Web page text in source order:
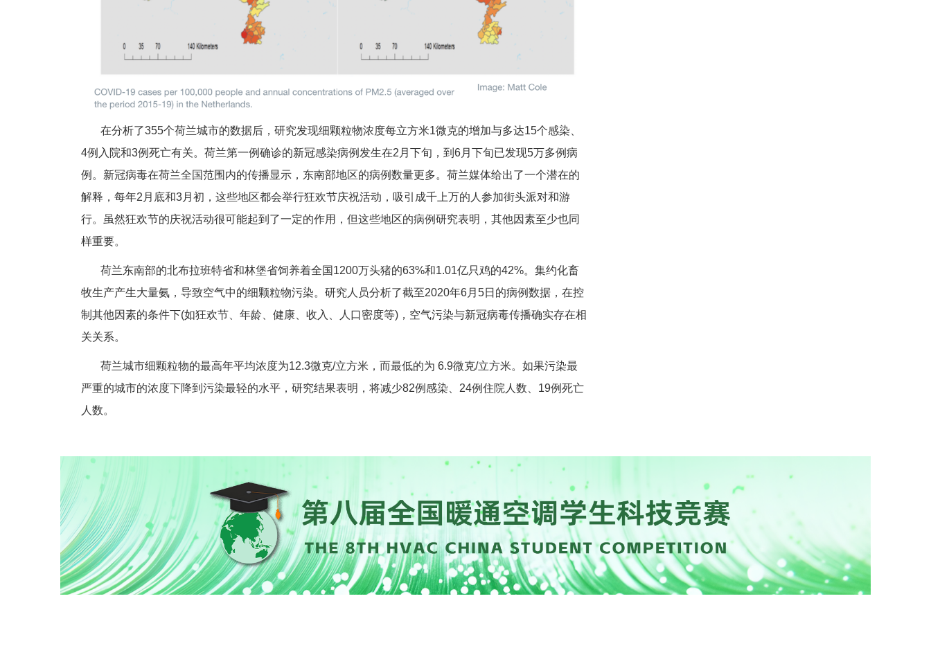
在分析了355个荷兰城市的数据后，研究发现细颗粒物浓度每立方米1微克的增加与多达15个感染、
4例入院和3例死亡有关。荷兰第一例确诊的新冠感染病例发生在2月下旬，到6月下旬已发现5万多例病
例。新冠病毒在荷兰全国范围内的传播显示，东南部地区的病例数量更多。荷兰媒体给出了一个潜在的
解释，每年2月底和3月初，这些地区都会举行狂欢节庆祝活动，吸引成千上万的人参加街头派对和游
行。虽然狂欢节的庆祝活动很可能起到了一定的作用，但这些地区的病例研究表明，其他因素至少也同
样重要。
荷兰东南部的北布拉班特省和林堡省饲养着全国1200万头猪的63%和1.01亿只鸡的42%。集约化畜
牧生产产生大量氨，导致空气中的细颗粒物污染。研究人员分析了截至2020年6月5日的病例数据，在控
制其他因素的条件下(如狂欢节、年龄、健康、收入、人口密度等)，空气污染与新冠病毒传播确实存在相
关关系。
荷兰城市细颗粒物的最高年平均浓度为12.3微克/立方米，而最低的为 6.9微克/立方米。如果污染最
严重的城市的浓度下降到污染最轻的水平，研究结果表明，将减少82例感染、24例住院人数、19例死亡
人数。